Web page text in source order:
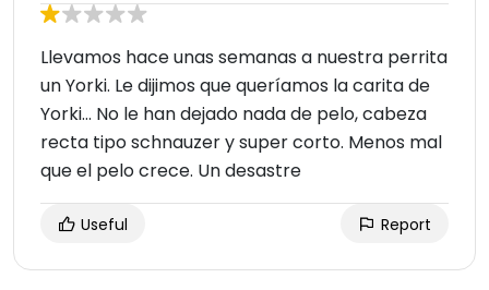
Llevamos hace unas semanas a nuestra perrita
un Yorki. Le dijimos que queríamos la carita de
Yorki... No le han dejado nada de pelo, cabeza
recta tipo schnauzer y super corto. Menos mal
que el pelo crece. Un desastre
Useful Report